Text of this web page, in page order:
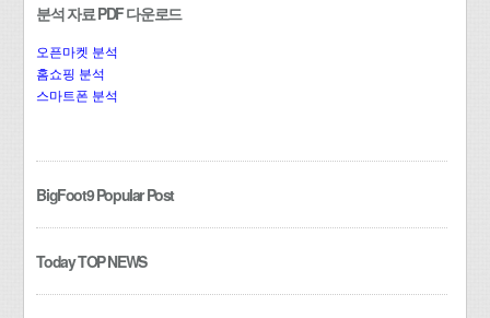
분석 자료 PDF 다운로드
오픈마켓 분석
홈쇼핑 분석
스마트폰 분석
BigFoot9 Popular Post
Today TOP NEWS